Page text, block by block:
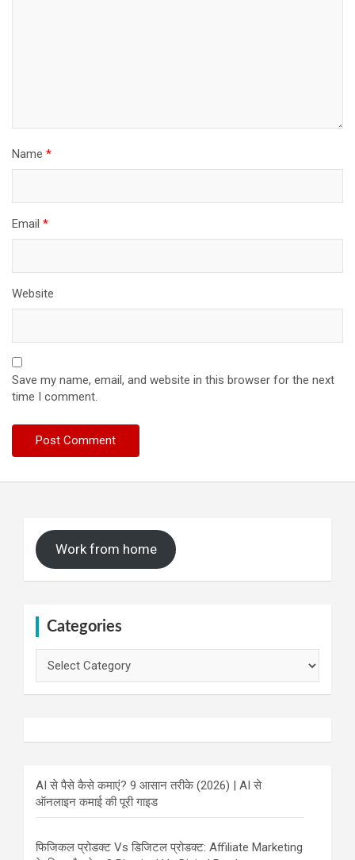
Name *
Email *
Website
Save my name, email, and website in this browser for the next
time I comment.
Work from home
Categories
AI से पैसे कैसे कमाएं? 9 आसान तरीके (2026) | AI से
ऑनलाइन कमाई की पूरी गाइड
फिजिकल प्रोडक्ट Vs डिजिटल प्रोडक्ट: Affiliate Marketing